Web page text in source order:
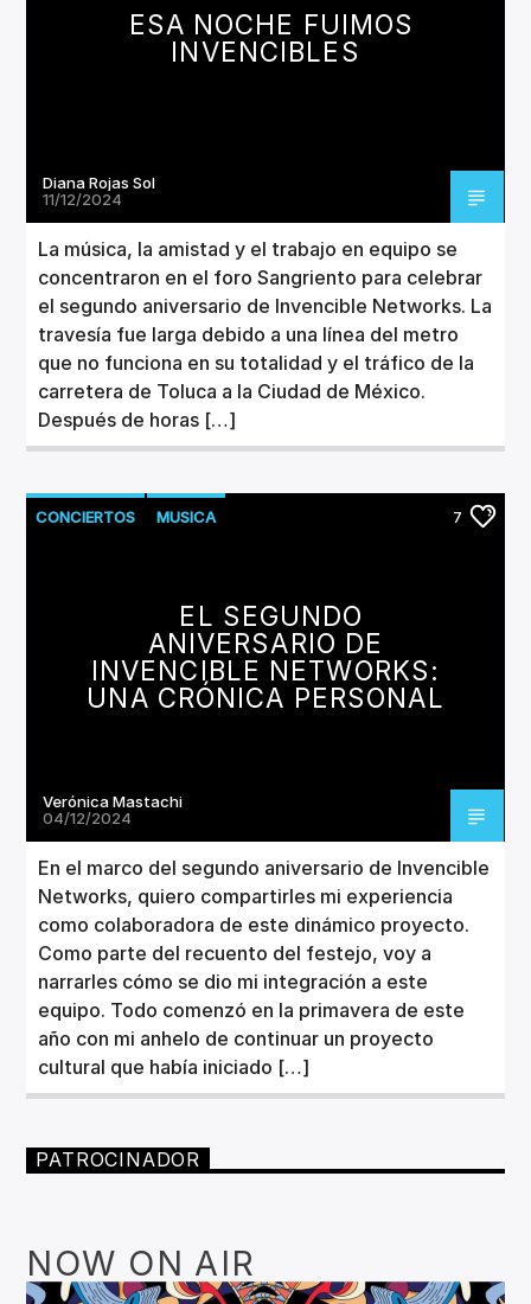
ESA NOCHE FUIMOS
INVENCIBLES
Diana Rojas Sol
11/12/2024
La música, la amistad y el trabajo en equipo se
concentraron en el foro Sangriento para celebrar
el segundo aniversario de Invencible Networks. La
travesía fue larga debido a una línea del metro
que no funciona en su totalidad y el tráfico de la
carretera de Toluca a la Ciudad de México.
Después de horas […]
CONCIERTOS MUSICA 7
EL SEGUNDO
ANIVERSARIO DE
INVENCIBLE NETWORKS:
UNA CRÓNICA PERSONAL
Verónica Mastachi
04/12/2024
En el marco del segundo aniversario de Invencible
Networks, quiero compartirles mi experiencia
como colaboradora de este dinámico proyecto.
Como parte del recuento del festejo, voy a
narrarles cómo se dio mi integración a este
equipo. Todo comenzó en la primavera de este
año con mi anhelo de continuar un proyecto
cultural que había iniciado […]
PATROCINADOR
NOW ON AIR